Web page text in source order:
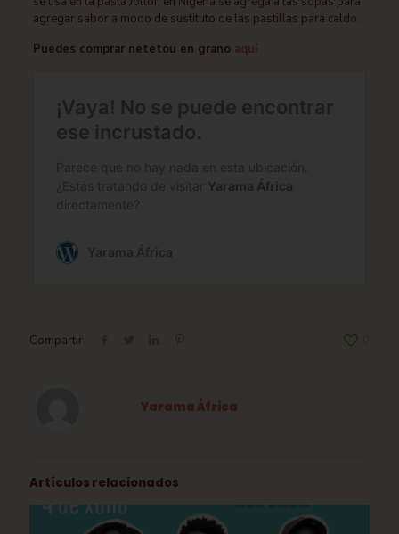
agregar sabor a modo de sustituto de las pastillas para caldo.
Puedes comprar netetou en grano aquí
Compartir
Yarama África
Artículos relacionados